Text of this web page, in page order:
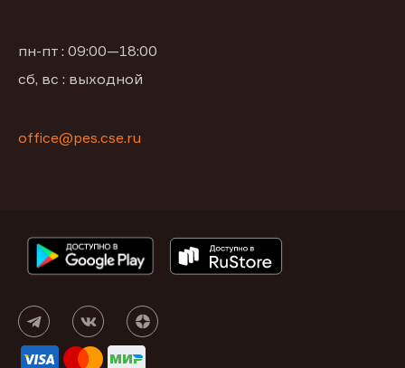
пн-пт : 09:00—18:00
сб, вс : выходной
office@pes.cse.ru